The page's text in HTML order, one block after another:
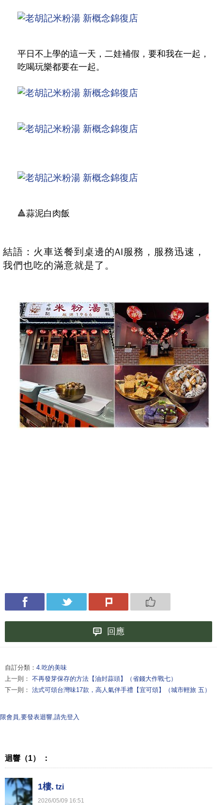
平日不上學的這一天，二娃補假，要和我在一起，
吃喝玩樂都要在一起。
🔺蒜泥白肉飯
結語：火車送餐到桌邊的AI服務，服務迅速，
我們也吃的滿意就是了。
回應
自訂分類： 4.吃的美味
上一則： 不再發芽保存的方法【油封蒜頭】（省錢大作戰七）
下一則： 法式可頌台灣味17款，高人氣伴手禮【宜可頌】（城市輕旅 五）
限會員,要發表迴響,請先登入
迴響（1） ：
1樓. tzi
2026/05/09 16:51